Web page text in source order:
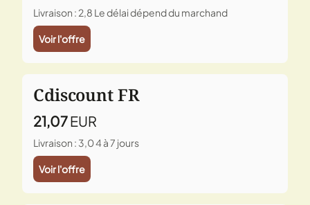
Livraison : 2,8 Le délai dépend du marchand
Voir l'offre
Cdiscount FR
21,07EUR
Livraison : 3,04 à 7 jours
Voir l'offre